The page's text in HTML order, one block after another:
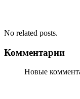
No related posts.
Комментарии
Новые